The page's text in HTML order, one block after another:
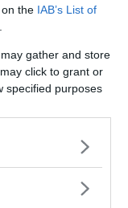
the IAB’s List of
gather and store
click to grant or
specified purposes